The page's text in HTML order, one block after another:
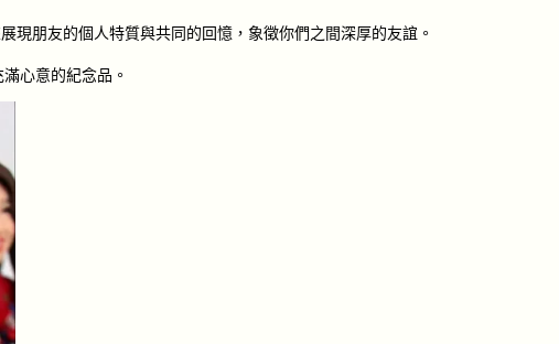
現朋友的個人特質與共同的回憶，象徵你們之間深厚的友誼。
心意的紀念品。